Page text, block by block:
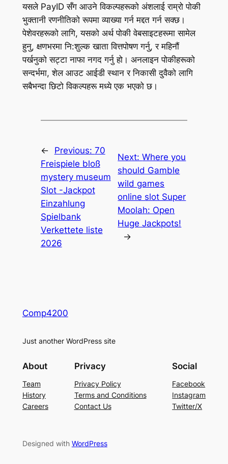
यसले PayID सँग आउने विकल्पहरूको अंशलाई राम्रो पोकी
भुक्तानी रणनीतिको रूपमा व्याख्या गर्न मद्दत गर्न सक्छ।
पेशेवरहरूको लागि, यसको अर्थ पोकी वेबसाइटहरूमा सामेल
हुनु, क्षणभरमा नि:शुल्क खाता वित्तपोषण गर्नु, र महिनौं
पर्खनुको सट्टा नाफा नगद गर्नु हो। अनलाइन पोकीहरूको
सन्दर्भमा, शेल आउट आईडी स्थान र निकासी दुवैको लागि
सबैभन्दा छिटो विकल्पहरू मध्ये एक भएको छ।
← Previous: 70
Freispiele bloß
mystery museum
Slot -Jackpot
Einzahlung
Spielbank
Verkettete liste
2026
Next:Where you
should Gamble
wild games
online slot Super
Moolah: Open
Huge Jackpots!
→
Comp4200
Just another WordPress site
About
Team
History
Careers
Privacy
Privacy Policy
Terms and Conditions
Contact Us
Social
Facebook
Instagram
Twitter/X
Designed with WordPress